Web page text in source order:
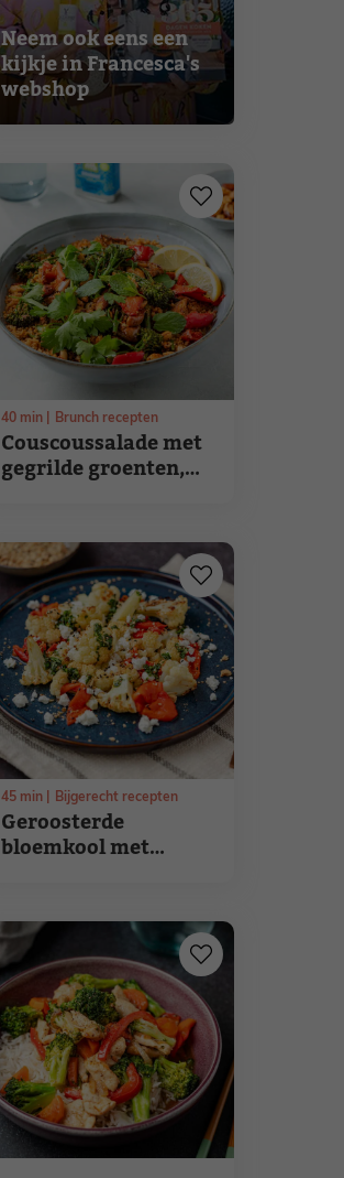
Neem ook eens een
kijkje in Francesca's
webshop
Couscoussalade met
gegrilde groenten,
40 min Brunch recepten
Geroosterde
bloemkool met
45 min Bijgerecht recepten